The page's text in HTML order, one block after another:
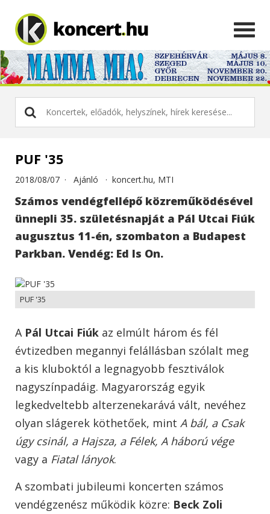
PUF '35
2018/08/07 · Ajánló · koncert.hu, MTI
Számos vendégfellépő közreműködésével
ünnepli 35. születésnapját a Pál Utcai Fiúk
augusztus 11-én, szombaton a Budapest
Parkban. Vendég: Ed Is On.
PUF '35
A Pál Utcai Fiúk az elmúlt három és fél
évtizedben megannyi felállásban szólalt meg
a kis kluboktól a legnagyobb fesztiválok
nagyszínpadáig. Magyarország egyik
legkedveltebb alterzenekarává vált, nevéhez
olyan slágerek köthetőek, mint A bál, a Csak
úgy csinál, a Hajsza, a Félek, A háború vége
vagy a Fiatal lányok.
A szombati jubileumi koncerten számos
vendégzenész működik közre: Beck Zoli